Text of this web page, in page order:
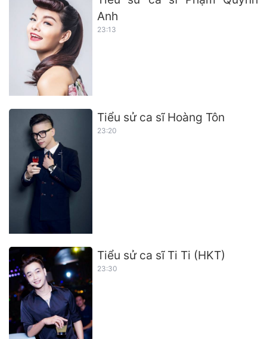
Anh
23:13
Tiểu sử ca sĩ Hoàng Tôn
23:20
Tiểu sử ca sĩ Ti Ti (HKT)
23:30